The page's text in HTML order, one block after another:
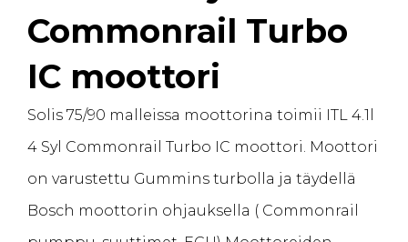
Commonrail Turbo
IC moottori
Solis 75/90 malleissa moottorina toimii ITL 4.1l
4 Syl Commonrail Turbo IC moottori. Moottori
on varustettu Gummins turbolla ja täydellä
Bosch moottorin ohjauksella ( Commonrail